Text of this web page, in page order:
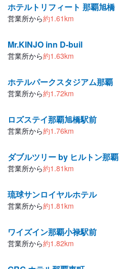
ホテルトリフィート 那覇旭橋
営業所から約1.61km
Mr.KINJO inn D-buil
営業所から約1.63km
ホテルパークスタジアム那覇
営業所から約1.72km
ロズステイ那覇旭橋駅前
営業所から約1.76km
ダブルツリー by ヒルトン那覇
営業所から約1.81km
琉球サンロイヤルホテル
営業所から約1.81km
ワイズイン那覇小禄駅前
営業所から約1.82km